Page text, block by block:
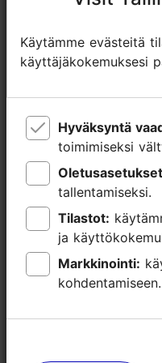
Käytämme evästeitä
käyttäjäkokemuksesi
Hyväksyntä
toimimiseksi
tallentamiseksi.
Tilastot:
ja
Markkinointi:
kohdentamiseen.
Käytämme evästeitä
käyttäjäkokemuksesi
Hyväksyntä
toimimiseksi
tallentamiseksi.
Tilastot:
ja
Markkinointi:
kohdentamiseen.